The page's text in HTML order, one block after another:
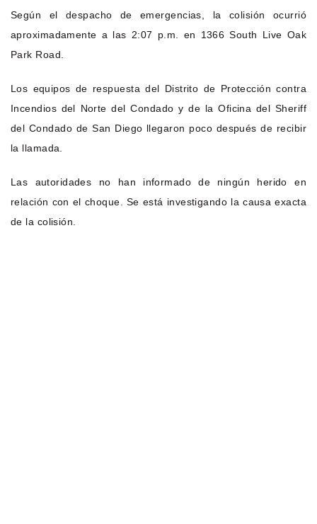
Según el despacho de emergencias, la colisión ocurrió
aproximadamente a las 2:07 p.m. en 1366 South Live Oak
Park Road.
Los equipos de respuesta del Distrito de Protección contra
Incendios del Norte del Condado y de la Oficina del Sheriff
del Condado de San Diego llegaron poco después de recibir
la llamada.
Las autoridades no han informado de ningún herido en
relación con el choque. Se está investigando la causa exacta
de la colisión.